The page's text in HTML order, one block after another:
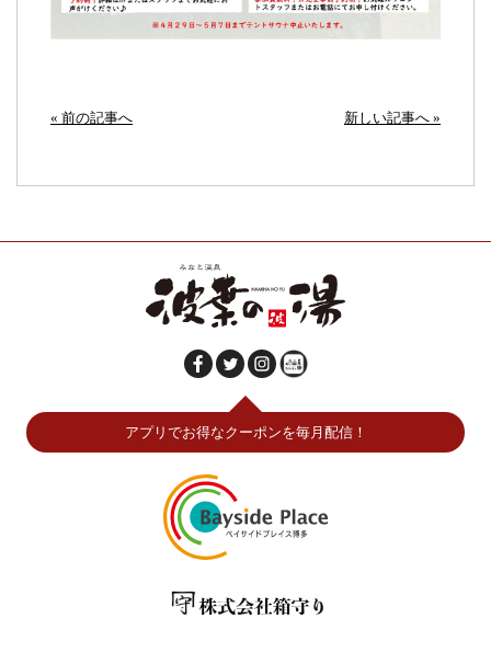
« 前の記事へ 新しい記事へ »
アプリでお得なクーポンを毎月配信！